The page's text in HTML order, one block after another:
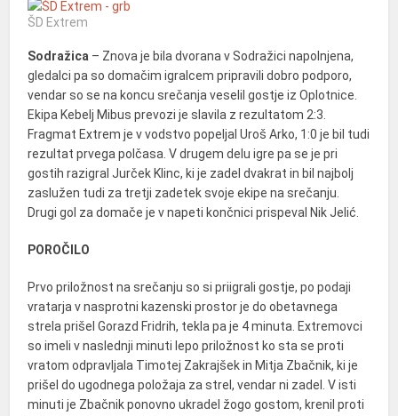
ŠD Extrem
Sodražica – Znova je bila dvorana v Sodražici napolnjena,
gledalci pa so domačim igralcem pripravili dobro podporo,
vendar so se na koncu srečanja veselil gostje iz Oplotnice.
Ekipa Kebelj Mibus prevozi je slavila z rezultatom 2:3.
Fragmat Extrem je v vodstvo popeljal Uroš Arko, 1:0 je bil tudi
rezultat prvega polčasa. V drugem delu igre pa se je pri
gostih razigral Jurček Klinc, ki je zadel dvakrat in bil najbolj
zaslužen tudi za tretji zadetek svoje ekipe na srečanju.
Drugi gol za domače je v napeti končnici prispeval Nik Jelić.
POROČILO
Prvo priložnost na srečanju so si priigrali gostje, po podaji
vratarja v nasprotni kazenski prostor je do obetavnega
strela prišel Gorazd Fridrih, tekla pa je 4 minuta. Extremovci
so imeli v naslednji minuti lepo priložnost ko sta se proti
vratom odpravljala Timotej Zakrajšek in Mitja Zbačnik, ki je
prišel do ugodnega položaja za strel, vendar ni zadel. V isti
minuti je Zbačnik ponovno ukradel žogo gostom, krenil proti